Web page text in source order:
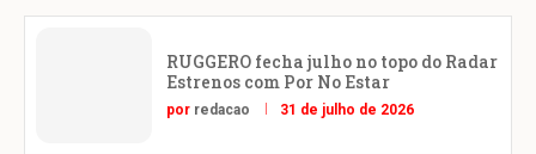
RUGGERO fecha julho no topo do Radar
Estrenos com Por No Estar
por redacao 31 de julho de 2026